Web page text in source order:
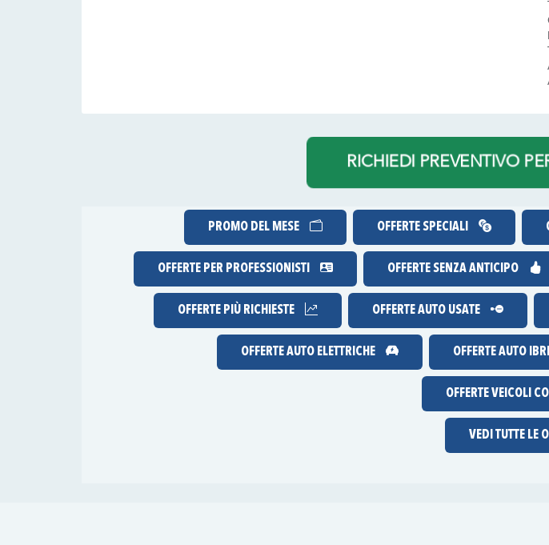
RICHIEDI PREVENTIVO
PROMO DEL MESE OFFERTE SPECIALI
OFFERTE PER PROFESSIONISTI OFFERTESENZA ANTICIPO
OFFERTE PIÙ RICHIESTE OFFERTE AUTO USATE
OFFERTE AUTO ELETTRICHE OFFERTE AUTO
OFFERTE VEICOLI
VEDI TUTTE LE